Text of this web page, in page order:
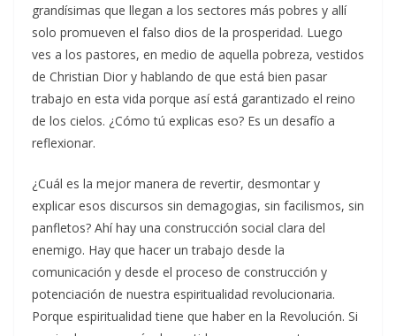
grandísimas que llegan a los sectores más pobres y allí
solo promueven el falso dios de la prosperidad. Luego
ves a los pastores, en medio de aquella pobreza, vestidos
de Christian Dior y hablando de que está bien pasar
trabajo en esta vida porque así está garantizado el reino
de los cielos. ¿Cómo tú explicas eso? Es un desafío a
reflexionar.
¿Cuál es la mejor manera de revertir, desmontar y
explicar esos discursos sin demagogias, sin facilismos, sin
panfletos? Ahí hay una construcción social clara del
enemigo. Hay que hacer un trabajo desde la
comunicación y desde el proceso de construcción y
potenciación de nuestra espiritualidad revolucionaria.
Porque espiritualidad tiene que haber en la Revolución. Si